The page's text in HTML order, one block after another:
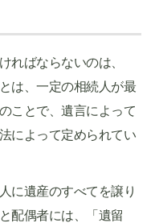
ればならないのは、
は、一定の相続人が最
ことで、遺言によって
によって定められてい
に遺産のすべてを譲り
配偶者には、「遺留